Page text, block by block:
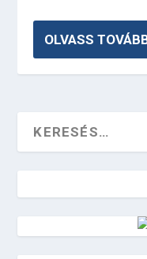
OLVASS